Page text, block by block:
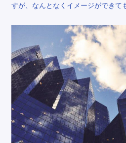
すが、なんとなくイメージができ